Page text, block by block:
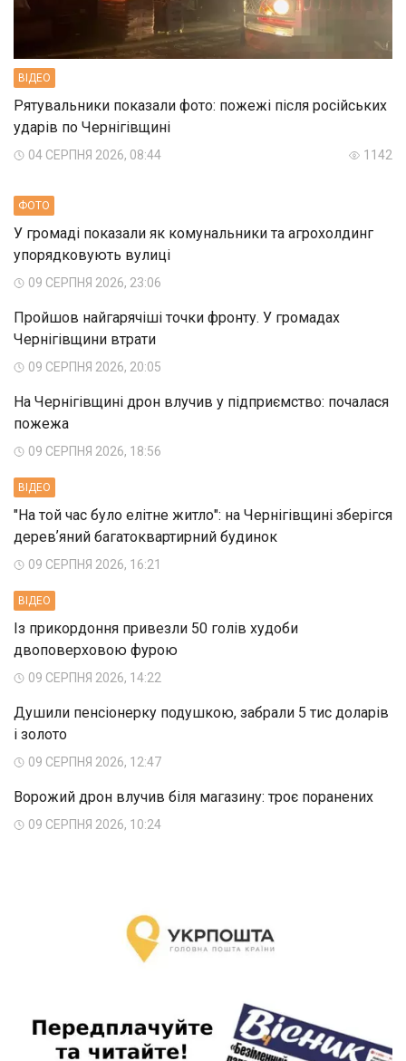
ВIДЕО
Рятувальники показали фото: пожежі після російських
ударів по Чернігівщині
04 СЕРПНЯ 2026, 08:44 1142
ФОТО
У громаді показали як комунальники та агрохолдинг
упорядковують вулиці
09 СЕРПНЯ 2026, 23:06
Пройшов найгарячіші точки фронту. У громадах
Чернігівщини втрати
09 СЕРПНЯ 2026, 20:05
На Чернігівщині дрон влучив у підприємство: почалася
пожежа
09 СЕРПНЯ 2026, 18:56
ВIДЕО
"На той час було елітне житло": на Чернігівщині зберігся
деревʼяний багатоквартирний будинок
09 СЕРПНЯ 2026, 16:21
ВIДЕО
Із прикордоння привезли 50 голів худоби
двоповерховою фурою
09 СЕРПНЯ 2026, 14:22
Душили пенсіонерку подушкою, забрали 5 тис доларів
і золото
09 СЕРПНЯ 2026, 12:47
Ворожий дрон влучив біля магазину: троє поранених
09 СЕРПНЯ 2026, 10:24